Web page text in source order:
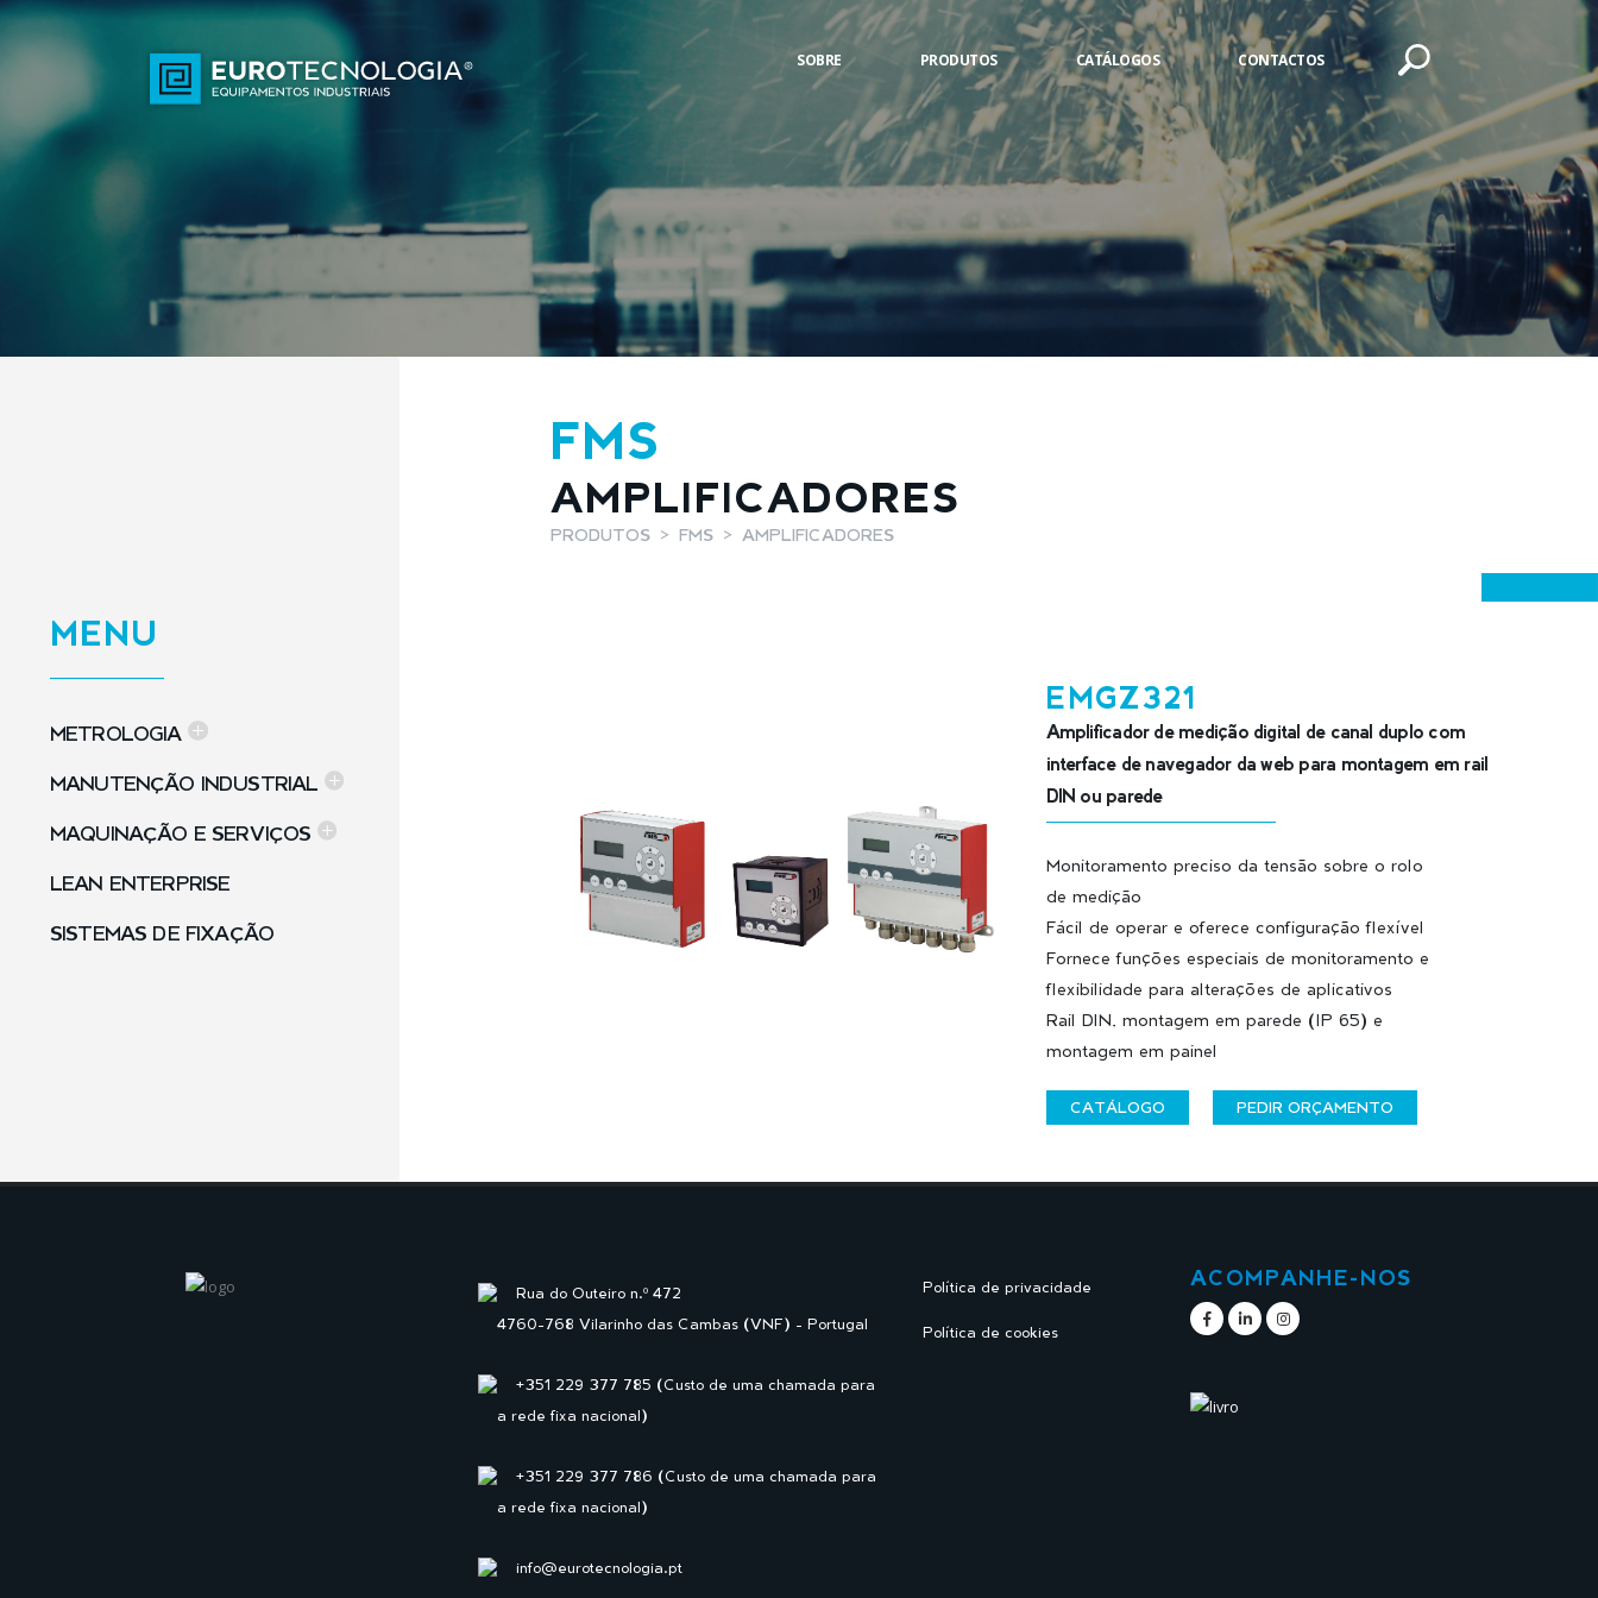
SOBRE PRODUTOS CATÁLOGOS CONTACTOS
MENU
METROLOGIA
MANUTENÇÃO INDUSTRIAL
MAQUINAÇÃO E SERVIÇOS
LEAN ENTERPRISE
SISTEMAS DE FIXAÇÃO
FMS
AMPLIFICADORES
PRODUTOS FMS AMPLIFICADORES
EMGZ321
Amplificador de medição digital de canal duplo com
interface de navegador da web para montagem em rail
DIN ou parede
Monitoramento preciso da tensão sobre o rolo
de medição
Fácil de operar e oferece configuração flexível
Fornece funções especiais de monitoramento e
flexibilidade para alterações de aplicativos
Rail DIN, montagem em parede (IP 65) e
montagem em painel
CATÁLOGO PEDIR ORÇAMENTO
Rua do Outeiro n.º 472
4760-768 Vilarinho das Cambas (VNF) - Portugal
+351 229 377 785 (Custo de uma chamada para
a rede fixa nacional)
+351 229 377 786 (Custo de uma chamada para
a rede fixa nacional)
info@eurotecnologia.pt
Política de privacidade
Política de cookies
ACOMPANHE-NOS